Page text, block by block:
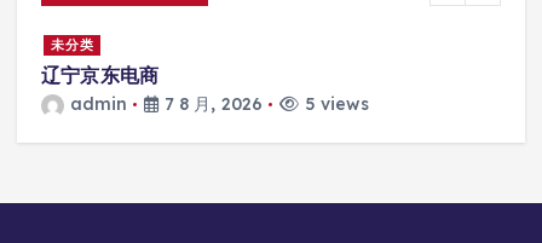
未分类
辽宁京东电商
admin 7 8 月, 2026 5 views